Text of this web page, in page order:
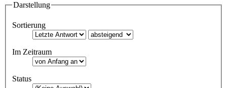
Darstellung
Sortierung
Im Zeitraum
Status